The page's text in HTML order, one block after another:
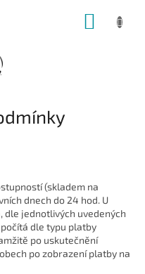
(skladem na
dnech do 24 hod. U
dle jednotlivých uvedených
dle typu platby
po uskutečnění
po zobrazení platby na